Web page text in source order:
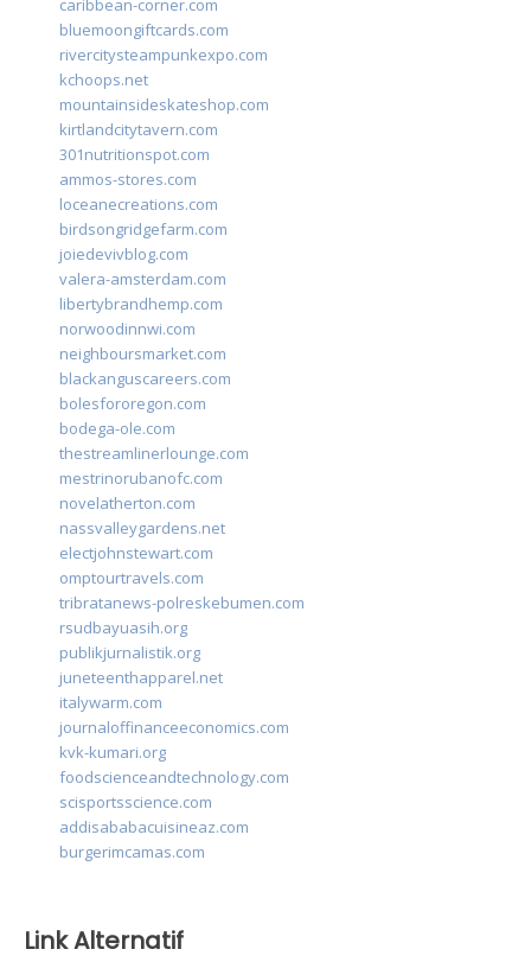
caribbean-corner.com
bluemoongiftcards.com
rivercitysteampunkexpo.com
kchoops.net
mountainsideskateshop.com
kirtlandcitytavern.com
301nutritionspot.com
ammos-stores.com
loceanecreations.com
birdsongridgefarm.com
joiedevivblog.com
valera-amsterdam.com
libertybrandhemp.com
norwoodinnwi.com
neighboursmarket.com
blackanguscareers.com
bolesfororegon.com
bodega-ole.com
thestreamlinerlounge.com
mestrinorubanofc.com
novelatherton.com
nassvalleygardens.net
electjohnstewart.com
omptourtravels.com
tribratanews-polreskebumen.com
rsudbayuasih.org
publikjurnalistik.org
juneteenthapparel.net
italywarm.com
journaloffinanceeconomics.com
kvk-kumari.org
foodscienceandtechnology.com
scisportsscience.com
addisababacuisineaz.com
burgerimcamas.com
Link Alternatif